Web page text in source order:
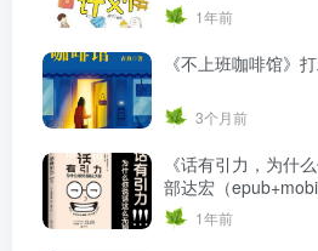
1年前
《不上班咖啡馆》
3个月前
《话有引力，为什
部达宏（
1年前